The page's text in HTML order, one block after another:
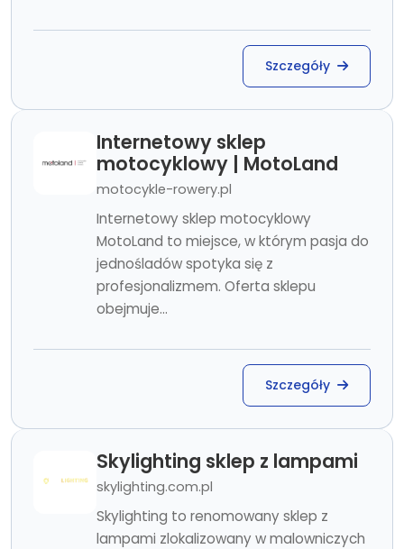
Szczegóły
Internetowy sklep
motocyklowy | MotoLand
motocykle-rowery.pl
Internetowy sklep motocyklowy
MotoLand to miejsce, w którym pasja do
jednośladów spotyka się z
profesjonalizmem. Oferta sklepu
obejmuje...
Szczegóły
Skylighting sklep z lampami
skylighting.com.pl
Skylighting to renomowany sklep z
lampami zlokalizowany w malowniczych